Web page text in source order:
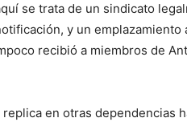
se trata de un sindicato
y un emplazamiento
recibió a miembros de
en otras dependencias